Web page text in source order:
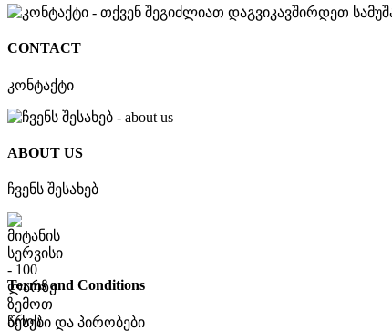
CONTACT
კონტაქტი
ABOUT US
ჩვენს შესახებ
Terms and Conditions
წესები და პირობები